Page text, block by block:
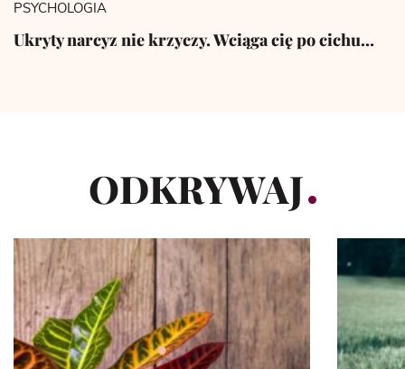
PSYCHOLOGIA
Ukryty narcyz nie krzyczy. Wciąga cię po cichu…
ODKRYWAJ